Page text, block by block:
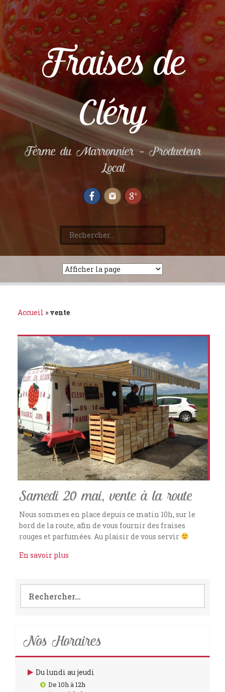
Fraises de
Cléry
Ferme du Marronnier – Producteur
Local
Rechercher :
Accueil » vente
Samedi 20 mai, vente à la route
Nous sommes en place depuis ce matin 10h, sur le
bord de la route, afin de vous fournir des fraises
rouges et parfumées. Au plaisir de vous servir
En savoir plus
Rechercher :
Nos Horaires
Du lundi au jeudi
De 10h à 12h